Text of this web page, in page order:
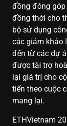
đồng đóng
đồng thời cho
bộ sử dụng
các giám khảo
đến từ các dự
được tài trợ
lại giá trị cho
tiến theo cuộc
mang lại.
ETHVietnam